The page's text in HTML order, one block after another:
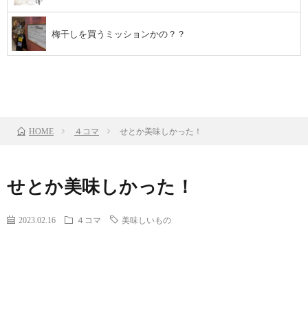
梅干しを買うミッションかの？？
HOME ４コマ せとか美味しかった！
せとか美味しかった！
2023.02.16 ４コマ 美味しいもの